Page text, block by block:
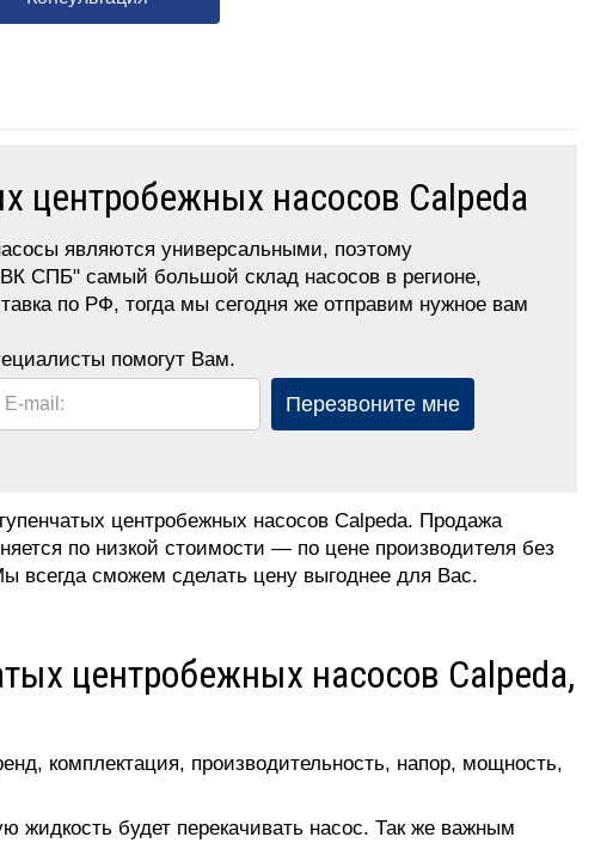
центробежных насосов Calpeda
являются универсальными, поэтому
СПБ" самый большой склад насосов в регионе,
по РФ, тогда мы сегодня же отправим нужное вам
помогут Вам.
E-mail: Перезвоните мне
центробежных насосов Calpeda. Продажа
по низкой стоимости — по цене производителя без
всегда сможем сделать цену выгоднее для Вас.
центробежных насосов Calpeda,
комплектация, производительность, напор, мощность,
жидкость будет перекачивать насос. Так же важным